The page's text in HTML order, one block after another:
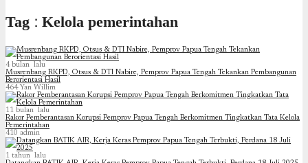
Tag : Kelola pemerintahan
4 bulan lalu
Musrenbang RKPD, Otsus & DTI Nabire, Pemprov Papua Tengah Tekankan Pembangunan
Berorientasi Hasil
464 Yan Willim
11 bulan lalu
Rakor Pemberantasan Korupsi Pemprov Papua Tengah Berkomitmen Tingkatkan Tata Kelola
Pemerintahan
410 admin
1 tahun lalu